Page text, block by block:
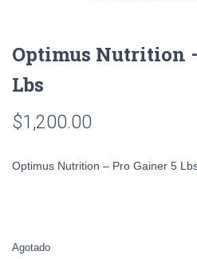
Optimus Nutrition
Lbs
$1,200.00
Optimus Nutrition – Pro Gainer 5
Agotado